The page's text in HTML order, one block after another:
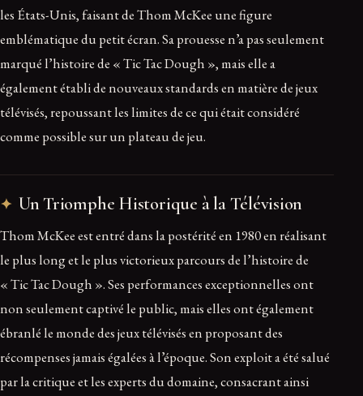
les États-Unis, faisant de Thom McKee une figure
emblématique du petit écran. Sa prouesse n’a pas seulement
marqué l’histoire de « Tic Tac Dough », mais elle a
également établi de nouveaux standards en matière de jeux
télévisés, repoussant les limites de ce qui était considéré
comme possible sur un plateau de jeu.
Un Triomphe Historique à la Télévision
Thom McKee est entré dans la postérité en 1980 en réalisant
le plus long et le plus victorieux parcours de l’histoire de
« Tic Tac Dough ». Ses performances exceptionnelles ont
non seulement captivé le public, mais elles ont également
ébranlé le monde des jeux télévisés en proposant des
récompenses jamais égalées à l’époque. Son exploit a été salué
par la critique et les experts du domaine, consacrant ainsi